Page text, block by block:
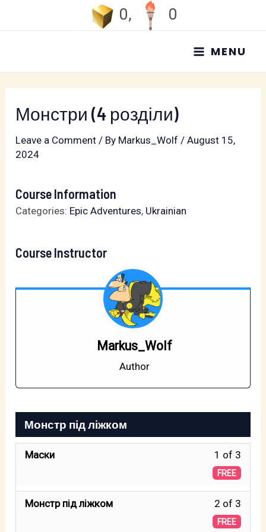
0, 0
MAIN
MENU
MENU
Монстри (4 розділи)
Leave a Comment / By Markus_Wolf/August 15,
2024
Course Information
Categories: Epic Adventures, Ukrainian
Course Instructor
Markus_Wolf
Author
Монстр під ліжком
1 of 3
FREE
Mаски
1
of
3
within
2 of 3
FREE
Монстр під ліжком
2